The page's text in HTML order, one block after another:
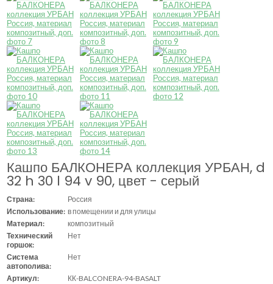
Кашпо БАЛКОНЕРА коллекция УРБАН, d
32 h 30 l 94 v 90, цвет - серый
Страна:
Россия
Использование: в помещении и для улицы
Материал:
композитный
Технический
горшок:
Нет
Система
автополива:
Нет
Артикул:
КК-BALCONERA-94-BASALT